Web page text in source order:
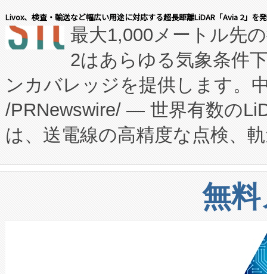
す。FCCM‑を活用した現地生
患者にとっての費用負担を大
のアクセスを大幅に拡大する
Fully-Connected Continuous
プログラムには、施設設計・
に関する技術移転および知的
構造化トレーニングカリキュ
上げおよび商用化段階におけ
設備整備および立ち上げ調整
加組織は、Enzeneのバイオ
選定された製品について、自
会社エーアイ・アンド：本社
President原信平）と、エンタ
ードするVoltaiqは、日本にあ
ーエネルギー貯蔵システム（
た。 Voltaiq独自のAI搭載プラ
定、統合、導入、運用に至る
安全性を追跡し、確保する事
増加しているデータセンター
る電力網に大きな負担をかけ
事業者の負担軽減という課題
系統連系を迅速にし、ピーク
Livox、検査・輸送など幅広い用途に対応する超長距離LiDAR「Avia 2」を
最大1,000メートル先
2はあらゆる気象条件
ンカバレッジを提供します。
/PRNewswire/ — 世界有数の
は、送電線の高精度な点検、
や穀物倉庫におけるバルク材
リューション「Avia 2」を発
したAvia 2は、1,000メート
狭視野のFOVを切り替えるこ
ケーブル、枝などの細かな対
無